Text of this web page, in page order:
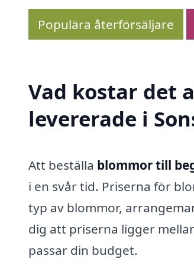
Populära återförsäljare
Vad kostar det
levererade i
Att beställa blommor till
i en svår tid. Priserna för
typ av blommor,
dig att priserna ligger
passar din budget.